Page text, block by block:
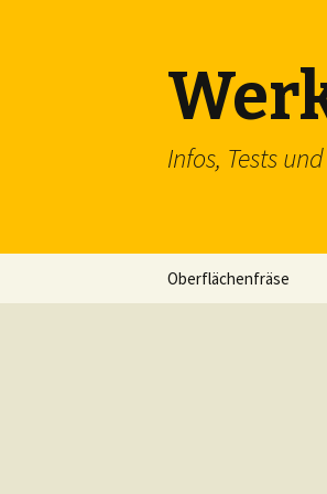
Infos, Tests
Oberflächenfräse